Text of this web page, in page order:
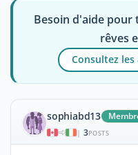
Besoin d'aide pour
rêves
Consultez
sophiabd13
| 3POSTS